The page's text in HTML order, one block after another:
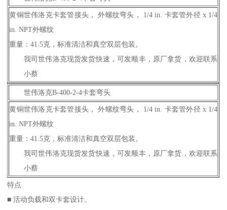
黄铜世伟洛克卡套管接头， 外螺纹弯头， 1/4 in. 卡套管外径 x 1/4
in. NPT外螺纹
重量：41.5克，标准清洁和真空双层包装。
我司世伟洛克现货发货快速，可发顺丰，原厂拿货，欢迎联系
小蔡
世伟洛克B-400-2-4卡套弯头
黄铜世伟洛克卡套管接头， 外螺纹弯头， 1/4 in. 卡套管外径 x 1/4
in. NPT外螺纹
重量：41.5克，标准清洁和真空双层包装。
我司世伟洛克现货发货快速，可发顺丰，原厂拿货，欢迎联系
小蔡
特点
■ 活动负载和双卡套设计。